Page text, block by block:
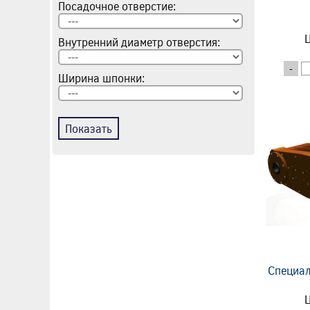
Посадочное отверстие:
Внутренний диаметр отверстия:
Ширина шпонки:
Показать
-